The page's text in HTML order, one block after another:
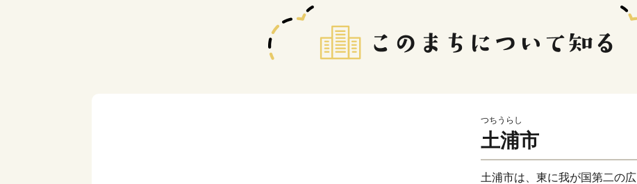
つちうらし
土浦市
土浦市は、東に我が国第二の